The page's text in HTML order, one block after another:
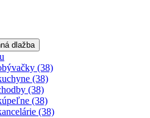
dlažba
(38)
(38)
(38)
(38)
(38)